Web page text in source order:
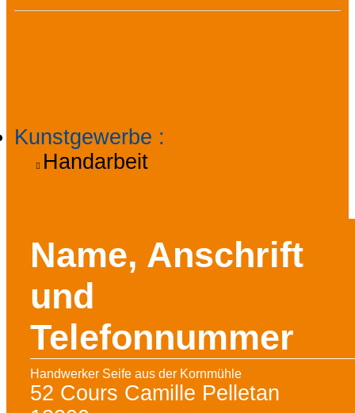
Kunstgewerbe :
Handarbeit
Name, Anschrift
und
Telefonnummer
Handwerker Seife aus der Kornmühle
52 Cours Camille Pelletan